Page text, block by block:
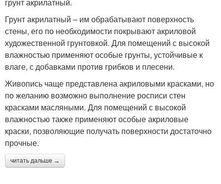
Грунт акрилатный – им обрабатывают поверхность
стены, его по необходимости покрывают акриловой
художественной грунтовкой. Для помещений с высокой
влажностью применяют особые грунты, устойчивые к
влаге, с добавками против грибков и плесени.
Живопись чаще представлена акриловыми красками, но
по желанию возможно выполнение росписи стен
красками масляными. Для помещений с высокой
влажностью также применяют особые акриловые
краски, позволяющие получать поверхности достаточно
прочные.
читать дальше →